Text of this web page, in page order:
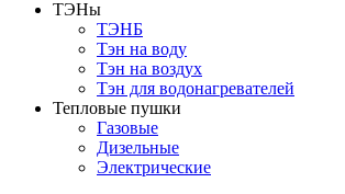
ТЭНы
ТЭНБ
Тэн на воду
Тэн на воздух
Тэн для водонагревателей
Тепловые пушки
Газовые
Дизельные
Электрические